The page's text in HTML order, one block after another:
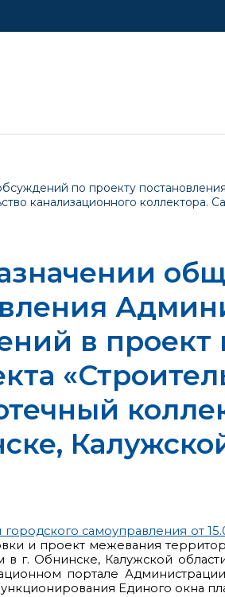
по проекту
канализационного
в
самоуправления от
и проект межевания
г. Обнинске, Калужской
портале
Единого окна